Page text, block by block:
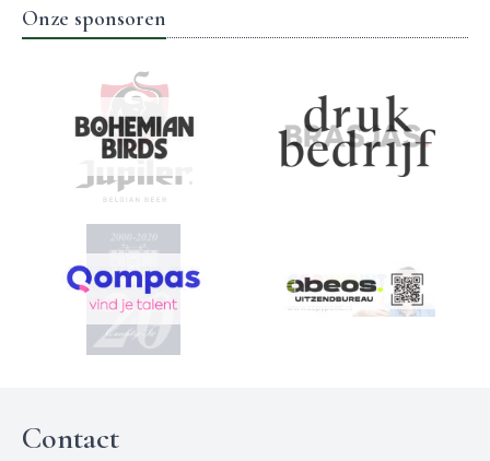
Onze sponsoren
Contact